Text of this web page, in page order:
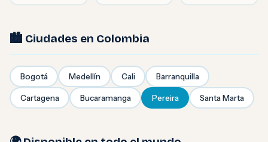
🏙️ Ciudades en Colombia
Bogotá Medellín Cali Barranquilla
Cartagena Bucaramanga Pereira Santa Marta